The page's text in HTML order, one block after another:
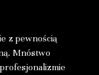
z pewnością
Mnóstwo